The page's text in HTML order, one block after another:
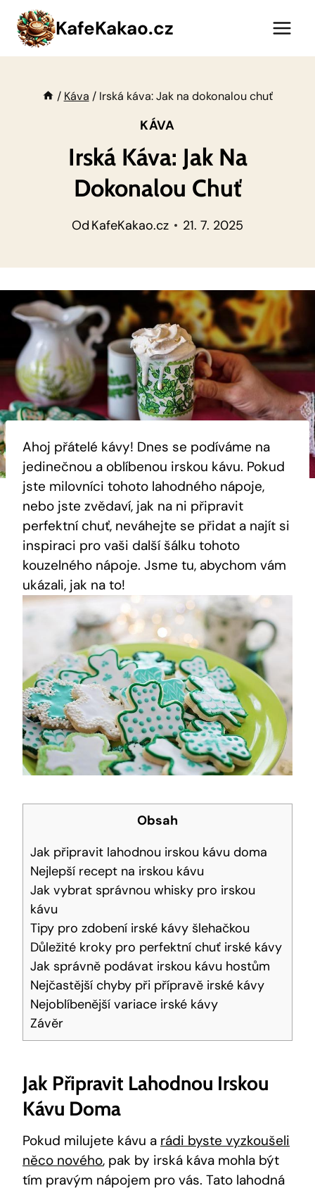
Přeskočit
obsah
KafeKakao.cz
/ Káva / Irská káva: Jak na dokonalou chuť
KÁVA
Irská Káva: Jak Na
Dokonalou Chuť
Od KafeKakao.cz 21. 7. 2025
Ahoj přátelé kávy! Dnes se podíváme na
jedinečnou a oblíbenou irskou kávu. Pokud
jste milovníci tohoto lahodného nápoje,
nebo jste zvědaví, jak na ni připravit
perfektní chuť, neváhejte se přidat a najít si
inspiraci pro vaši další šálku tohoto
kouzelného nápoje. Jsme tu, abychom vám
ukázali, jak na to!
Obsah
Jak připravit lahodnou irskou kávu doma
Nejlepší recept na irskou kávu
Jak vybrat správnou whisky pro irskou
kávu
Tipy pro zdobení irské kávy šlehačkou
Důležité kroky pro perfektní chuť irské kávy
Jak správně podávat irskou kávu hostům
Nejčastější chyby při přípravě irské kávy
Nejoblíbenější variace irské kávy
Závěr
Jak Připravit Lahodnou Irskou
Kávu Doma
Pokud milujete kávu a rádi byste vyzkoušeli
něco nového, pak by irská káva mohla být
tím pravým nápojem pro vás. Tato lahodná